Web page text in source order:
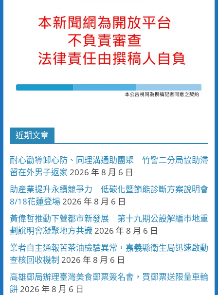
近期文章
耐心勸導卸心防、同理溝通助團聚 竹警二分局協助滯
留在外男子返家 2026 年 8 月 6 日
助產業提升永續競爭力 低碳化暨節能診斷方案說明會
8/18花蓮登場 2026 年 8 月 6 日
黃偉哲推動下營都市新發展 第十九期公設解編市地重
劃說明會凝聚地方共識 2026 年 8 月 6 日
業者自主通報苦茶油檢驗異常，嘉義縣衛生局迅速啟動
查核回收機制 2026 年 8 月 6 日
高雄郵局辦理臺灣美食郵票簽名會，買郵票送限量車輪
餅 2026 年 8 月 6 日